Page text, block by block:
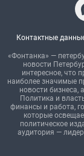
Контактные
«Фонтанка» —
новости
интересное, что
наиболее значимые
новости бизнеса,
Политика и
финансы и работа,
которые
политическое
аудитория —